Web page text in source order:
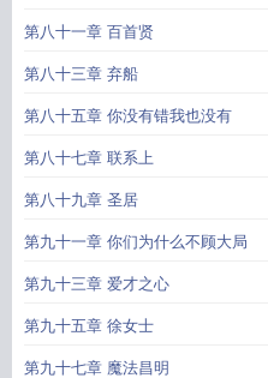
第八十一章 百首贤
第八十三章 弃船
第八十五章 你没有错我也没有
第八十七章 联系上
第八十九章 圣居
第九十一章 你们为什么不顾大局
第九十三章 爱才之心
第九十五章 徐女士
第九十七章 魔法昌明